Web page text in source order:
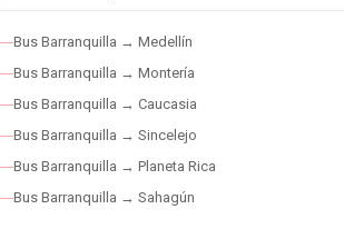
Bus Barranquilla → Medellín
Bus Barranquilla → Montería
Bus Barranquilla → Caucasia
Bus Barranquilla → Sincelejo
Bus Barranquilla → Planeta Rica
Bus Barranquilla → Sahagún